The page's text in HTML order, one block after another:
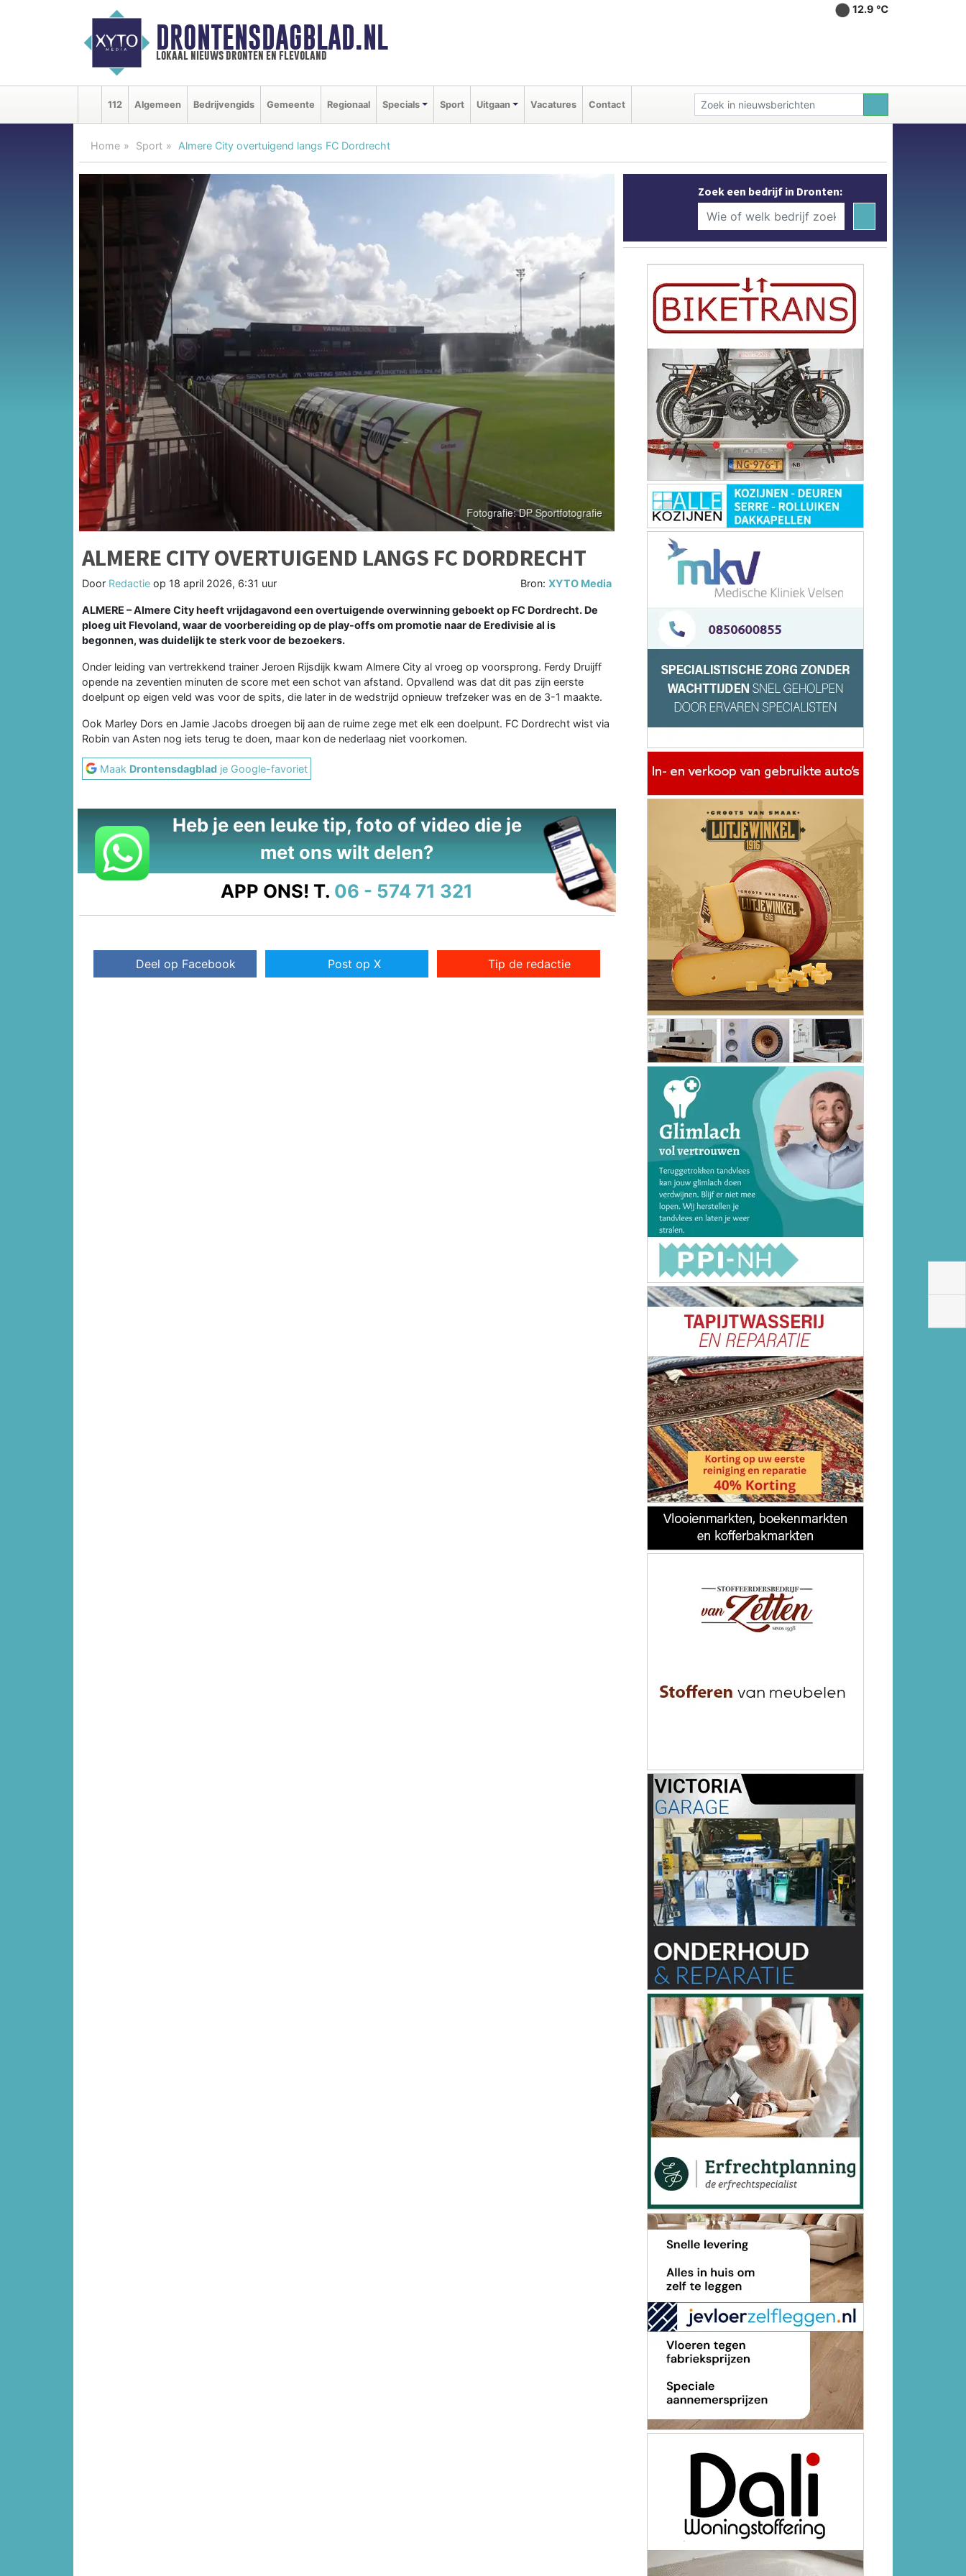
DRONTENSDAGBLAD.NL
lokaal nieuws dronten en flevoland
12.9 ℃
112 Algemeen Bedrijvengids Gemeente Regionaal Specials Sport Uitgaan Vacatures Contact
Home Sport Almere City overtuigend langs FC Dordrecht
ALMERE CITY OVERTUIGEND LANGS FC DORDRECHT
Door Redactie op 18 april 2026, 6:31 uur Bron:XYTO Media
ALMERE – Almere City heeft vrijdagavond een overtuigende overwinning geboekt op FC Dordrecht. De
ploeg uit Flevoland, waar de voorbereiding op de play-offs om promotie naar de Eredivisie al is
begonnen, was duidelijk te sterk voor de bezoekers.
Onder leiding van vertrekkend trainer Jeroen Rijsdijk kwam Almere City al vroeg op voorsprong. Ferdy Druijff
opende na zeventien minuten de score met een schot van afstand. Opvallend was dat dit pas zijn eerste
doelpunt op eigen veld was voor de spits, die later in de wedstrijd opnieuw trefzeker was en de 3-1 maakte.
Ook Marley Dors en Jamie Jacobs droegen bij aan de ruime zege met elk een doelpunt. FC Dordrecht wist via
Robin van Asten nog iets terug te doen, maar kon de nederlaag niet voorkomen.
Maak Drontensdagblad je Google-favoriet
Heb je een leuke tip, foto of video die je
met ons wilt delen?
APP ONS! T. 06 - 574 71 321
Deel op Facebook Post op X Tip de redactie
Zoek een bedrijf in Dronten: